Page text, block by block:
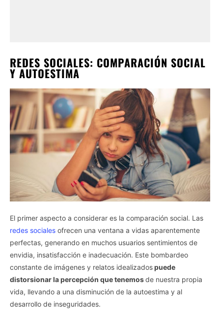
REDES SOCIALES: COMPARACIÓN SOCIAL
Y AUTOESTIMA
El primer aspecto a considerar es la comparación social. Las
redes sociales ofrecen una ventana a vidas aparentemente
perfectas, generando en muchos usuarios sentimientos de
envidia, insatisfacción e inadecuación. Este bombardeo
constante de imágenes y relatos idealizadospuede
distorsionar la percepción que tenemosde nuestra propia
vida, llevando a una disminución de la autoestima y al
desarrollo de inseguridades.